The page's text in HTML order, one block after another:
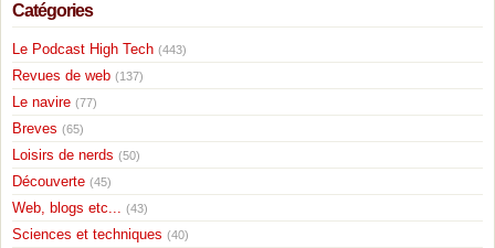
Catégories
Le Podcast High Tech (443)
Revues de web (137)
Le navire (77)
Breves (65)
Loisirs de nerds (50)
Découverte (45)
Web, blogs etc... (43)
Sciences et techniques (40)